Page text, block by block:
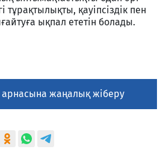
тұрақтылықты, қауіпсіздік пен
ықпал ететін болады.
арнасына жаңалық жіберу